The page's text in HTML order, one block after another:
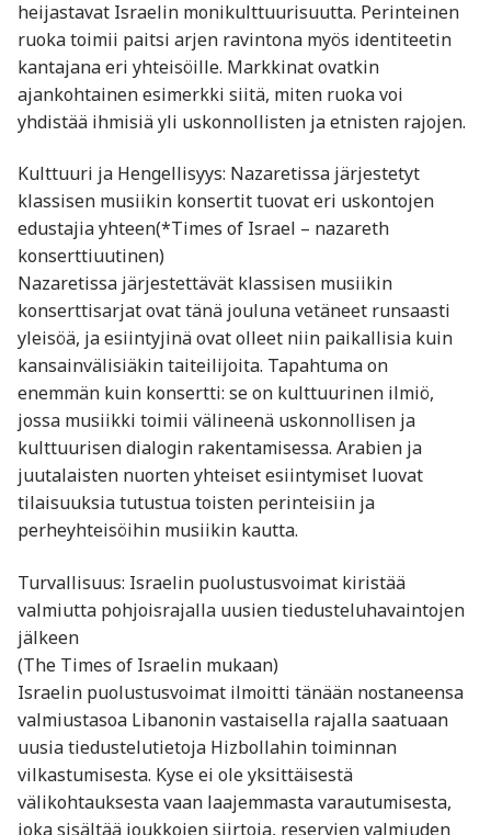
heijastavat Israelin monikulttuurisuutta. Perinteinen
ruoka toimii paitsi arjen ravintona myös identiteetin
kantajana eri yhteisöille. Markkinat ovatkin
ajankohtainen esimerkki siitä, miten ruoka voi
yhdistää ihmisiä yli uskonnollisten ja etnisten rajojen.
Kulttuuri ja Hengellisyys: Nazaretissa järjestetyt
klassisen musiikin konsertit tuovat eri uskontojen
edustajia yhteen(*Times of Israel – nazareth
konserttiuutinen)
Nazaretissa järjestettävät klassisen musiikin
konserttisarjat ovat tänä jouluna vetäneet runsaasti
yleisöä, ja esiintyjinä ovat olleet niin paikallisia kuin
kansainvälisiäkin taiteilijoita. Tapahtuma on
enemmän kuin konsertti: se on kulttuurinen ilmiö,
jossa musiikki toimii välineenä uskonnollisen ja
kulttuurisen dialogin rakentamisessa. Arabien ja
juutalaisten nuorten yhteiset esiintymiset luovat
tilaisuuksia tutustua toisten perinteisiin ja
perheyhteisöihin musiikin kautta.
Turvallisuus: Israelin puolustusvoimat kiristää
valmiutta pohjoisrajalla uusien tiedusteluhavaintojen
jälkeen
(The Times of Israelin mukaan)
Israelin puolustusvoimat ilmoitti tänään nostaneensa
valmiustasoa Libanonin vastaisella rajalla saatuaan
uusia tiedustelutietoja Hizbollahin toiminnan
vilkastumisesta. Kyse ei ole yksittäisestä
välikohtauksesta vaan laajemmasta varautumisesta,
joka sisältää joukkojen siirtoja, reservien valmiuden